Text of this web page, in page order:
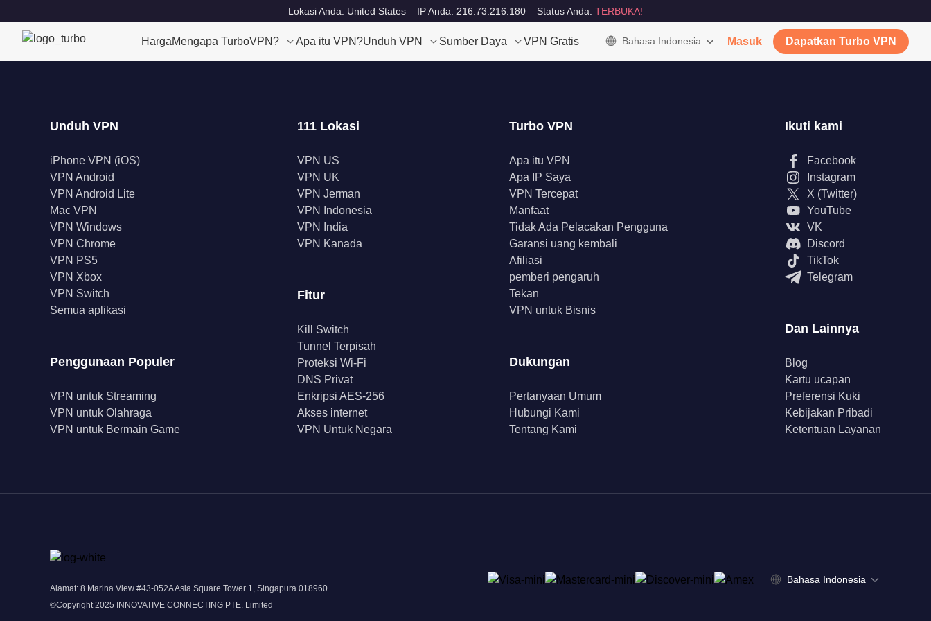
Lokasi Anda: United States IP Anda: 216.73.216.180 Status Anda: TERBUKA!
HargaMengapa TurboVPN? Apa itu VPN?Unduh VPN Sumber Daya VPN Gratis Bahasa Indonesia Masuk Dapatkan Turbo VPN
Unduh VPN
iPhone VPN (iOS)
VPN Android
VPN Android Lite
Mac VPN
VPN Windows
VPN Chrome
VPN PS5
VPN Xbox
VPN Switch
Semua aplikasi
Penggunaan Populer
VPN untuk Streaming
VPN untuk Olahraga
VPN untuk Bermain Game
111 Lokasi
VPN US
VPN UK
VPN Jerman
VPN Indonesia
VPN India
VPN Kanada
Fitur
Kill Switch
Tunnel Terpisah
Proteksi Wi-Fi
DNS Privat
Enkripsi AES-256
Akses internet
VPN Untuk Negara
Turbo VPN
Apa itu VPN
Apa IP Saya
VPN Tercepat
Manfaat
Tidak Ada Pelacakan Pengguna
Garansi uang kembali
Afiliasi
pemberi pengaruh
Tekan
VPN untuk Bisnis
Dukungan
Pertanyaan Umum
Hubungi Kami
Tentang Kami
Ikuti kami
Facebook
Instagram
X (Twitter)
YouTube
VK
Discord
TikTok
Telegram
Dan Lainnya
Blog
Kartu ucapan
Preferensi Kuki
Kebijakan Pribadi
Ketentuan Layanan
Alamat: 8 Marina View #43-052A Asia Square Tower 1, Singapura 018960
©Copyright 2025 INNOVATIVE CONNECTING PTE. Limited
Bahasa Indonesia